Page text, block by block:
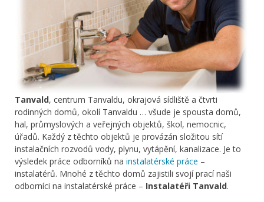
Tanvald, centrum Tanvaldu, okrajová sídliště a čtvrti
rodinných domů, okolí Tanvaldu … všude je spousta domů,
hal, průmyslových a veřejných objektů, škol, nemocnic,
úřadů. Každý z těchto objektů je provázán složitou sítí
instalačních rozvodů vody, plynu, vytápění, kanalizace. Je to
výsledek práce odborníků na instalatérské práce –
instalatérů. Mnohé z těchto domů zajistili svojí prací naši
odborníci na instalatérské práce – Instalatéři Tanvald.